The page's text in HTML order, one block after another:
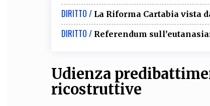
DIRITTO / La Riforma Cartabia vista
DIRITTO / Referendum
Udienza
ricostruttive